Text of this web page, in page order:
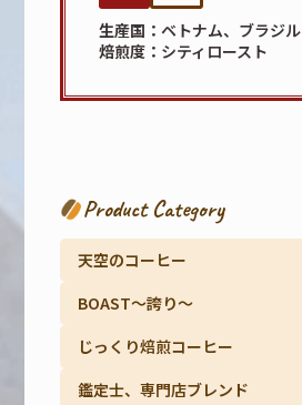
生産国
ベトナム、ブラジル
焙煎度
シティロースト
Product Category
天空のコーヒー
BOAST～誇り～
じっくり焙煎コーヒー
鑑定士、専門店ブレンド